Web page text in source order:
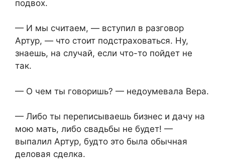
подвох.
— И мы считаем, — вступил в разговор
Артур, — что стоит подстраховаться. Ну,
знаешь, на случай, если что-то пойдет не
так.
— О чем ты говоришь? — недоумевала Вера.
— Либо ты переписываешь бизнес и дачу на
мою мать, либо свадьбы не будет! —
выпалил Артур, будто это была обычная
деловая сделка.